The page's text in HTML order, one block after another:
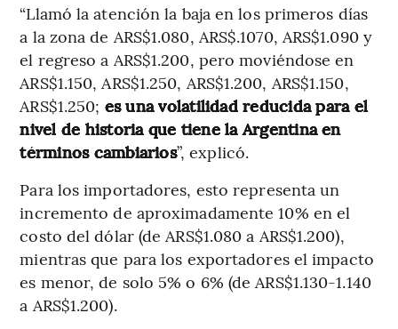
“Llamó la atención la baja en los primeros días
a la zona de ARS$1.080, ARS$.1070, ARS$1.090 y
el regreso a ARS$1.200, pero moviéndose en
ARS$1.150, ARS$1.250, ARS$1.200, ARS$1.150,
ARS$1.250; es una volatilidad reducida para el
nivel de historia que tiene la Argentina en
términos cambiarios”, explicó.
Para los importadores, esto representa un
incremento de aproximadamente 10% en el
costo del dólar (de ARS$1.080 a ARS$1.200),
mientras que para los exportadores el impacto
es menor, de solo 5% o 6% (de ARS$1.130-1.140
a ARS$1.200).